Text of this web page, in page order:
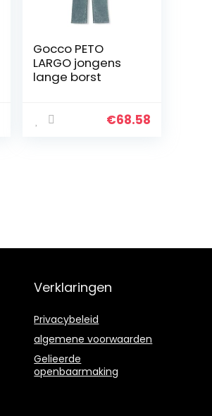
Gocco PETO
LARGO jongens
lange borst
€68.58
Verklaringen
Privacybeleid
algemene voorwaarden
Gelieerde
openbaarmaking